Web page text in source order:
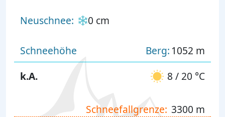
Neuschnee: 0 cm
Schneehöhe Berg: 1052 m
k.A.
8 / 20 °C
Schneefallgrenze: 3300 m